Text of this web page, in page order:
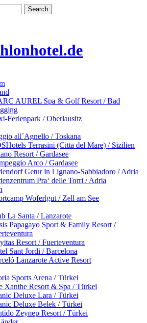
AUREL Spa & Golf Resort / Bad
Ferienpark / Oberlausitz
all´Agnello / Toskana
Terrasini (Citta del Mare) / Sizilien
Resort / Gardasee
Arco / Gardasee
Getur in Lignano-Sabbiadoro / Adria
Pra‘ delle Torri / Adria
Woferlgut / Zell am See
La Santa / Lanzarote
Papagayo Sport & Family Resort /
Resort / Fuerteventura
Sant Jordi / Barcelona
Lanzarote Active Resort
Sports Arena / Türkei
Xanthe Resort & Spa / Türkei
Deluxe Lara / Türkei
Deluxe Belek / Türkei
Zeynep Resort / Türkei